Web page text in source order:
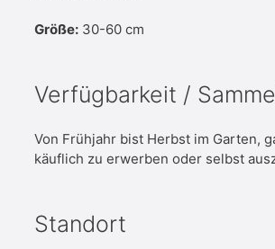
Größe: 30-60 cm
Verfügbarkeit /
Von Frühjahr bist Herbst im Garten,
käuflich zu erwerben oder selbst
Standort